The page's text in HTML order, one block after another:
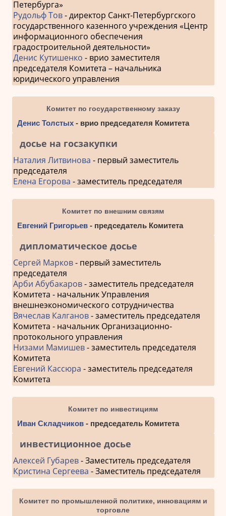
Петербурга»
Рудольф Тов- директор Санкт-Петербургского
государственного казенного учреждения «Центр
информационного обеспечения
градостроительной деятельности»
Денис Кутишенко - врио заместителя
председателя Комитета – начальника
юридического управления
Комитет по государственному заказу
Денис Толстых- врио председателя Комитета
досье на госзакупки
Наталия Литвинова - первый заместитель
председателя
Елена Егорова - заместитель председателя
Комитет по внешним связям
Евгений Григорьев- председатель Комитета
дипломатическое досье
Сергей Марков- первый заместитель
председателя
Арби Абубакаров- заместитель председателя
Комитета - начальник Управления
внешнеэкономического сотрудничества
Вячеслав Калганов- заместитель председателя
Комитета - начальник Организационно-
протокольного управления
Низами Мамишев- заместитель председателя
Комитета
Евгений Кассюра - заместитель председателя
Комитета
Комитет по инвестициям
Иван Складчиков- председатель Комитета
инвестиционное досье
Алексей Губарев- Заместитель председателя
Кристина Сергеева - Заместитель председателя
Комитет по промышленной политике, инновациям и
торговле